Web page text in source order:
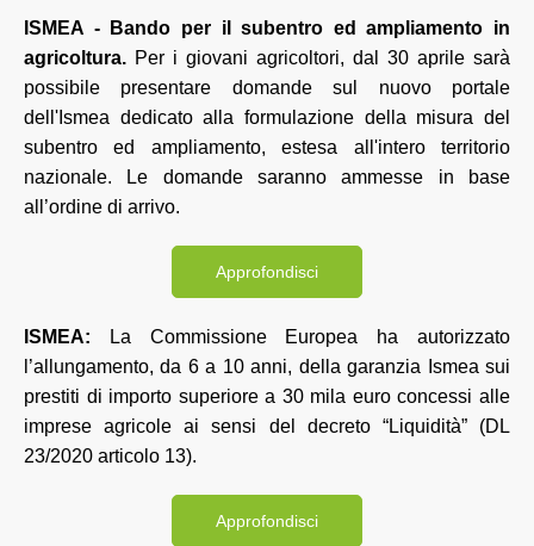
ISMEA - Bando per il subentro ed ampliamento in
agricoltura. Per i giovani agricoltori, dal 30 aprile sarà
possibile presentare domande sul nuovo portale
dell'Ismea dedicato alla formulazione della misura del
subentro ed ampliamento, estesa all'intero territorio
nazionale. Le domande saranno ammesse in base
all’ordine di arrivo.
Approfondisci
ISMEA: La Commissione Europea ha autorizzato
l’allungamento, da 6 a 10 anni, della garanzia Ismea sui
prestiti di importo superiore a 30 mila euro concessi alle
imprese agricole ai sensi del decreto “Liquidità” (DL
23/2020 articolo 13).
Approfondisci